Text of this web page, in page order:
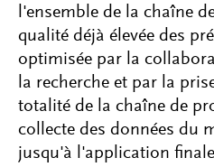
l'ensemble de la chaîne
qualité déjà élevée des
optimisée par la
la recherche et par la
totalité de la chaîne de
collecte des données du
jusqu'à l'application